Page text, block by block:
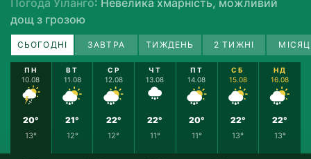
Погода Уіланго: Невелика хмарність, можливий
дощ з грозою
СЬОГОДНІ ЗАВТРА ТИЖДЕНЬ 2 ТИЖНІ
ПН
10.08
20°
13°
ВТ
11.08
21°
12°
СР
12.08
22°
12°
ЧТ
13.08
22°
11°
ПТ
14.08
20°
11°
СБ
15.08
22°
13°
НД
16.08
22°
13°